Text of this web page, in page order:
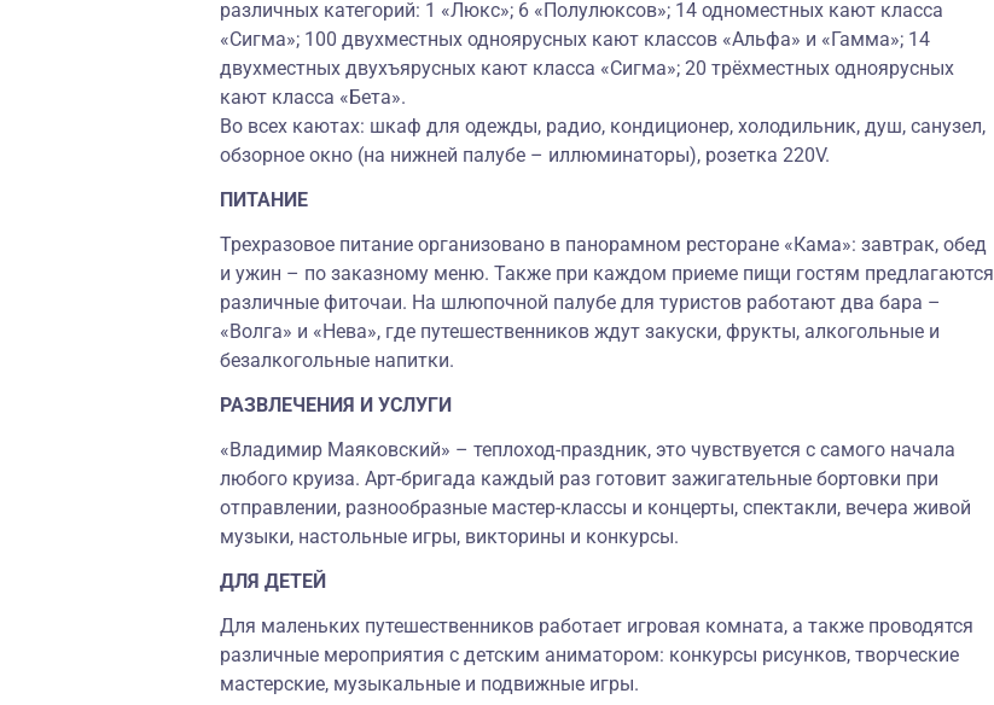
различных категорий: 1 «Люкс»; 6 «Полулюксов»; 14 одноместных кают класса
«Сигма»; 100 двухместных одноярусных кают классов «Альфа» и «Гамма»; 14
двухместных двухъярусных кают класса «Сигма»; 20 трёхместных одноярусных
кают класса «Бета».
Во всех каютах: шкаф для одежды, радио, кондиционер, холодильник, душ, санузел,
обзорное окно (на нижней палубе – иллюминаторы), розетка 220V.
ПИТАНИЕ
Трехразовое питание организовано в панорамном ресторане «Кама»: завтрак, обед
и ужин – по заказному меню. Также при каждом приеме пищи гостям предлагаются
различные фиточаи. На шлюпочной палубе для туристов работают два бара –
«Волга» и «Нева», где путешественников ждут закуски, фрукты, алкогольные и
безалкогольные напитки.
РАЗВЛЕЧЕНИЯ И УСЛУГИ
«Владимир Маяковский» – теплоход-праздник, это чувствуется с самого начала
любого круиза. Арт-бригада каждый раз готовит зажигательные бортовки при
отправлении, разнообразные мастер-классы и концерты, спектакли, вечера живой
музыки, настольные игры, викторины и конкурсы.
ДЛЯ ДЕТЕЙ
Для маленьких путешественников работает игровая комната, а также проводятся
различные мероприятия с детским аниматором: конкурсы рисунков, творческие
мастерские, музыкальные и подвижные игры.